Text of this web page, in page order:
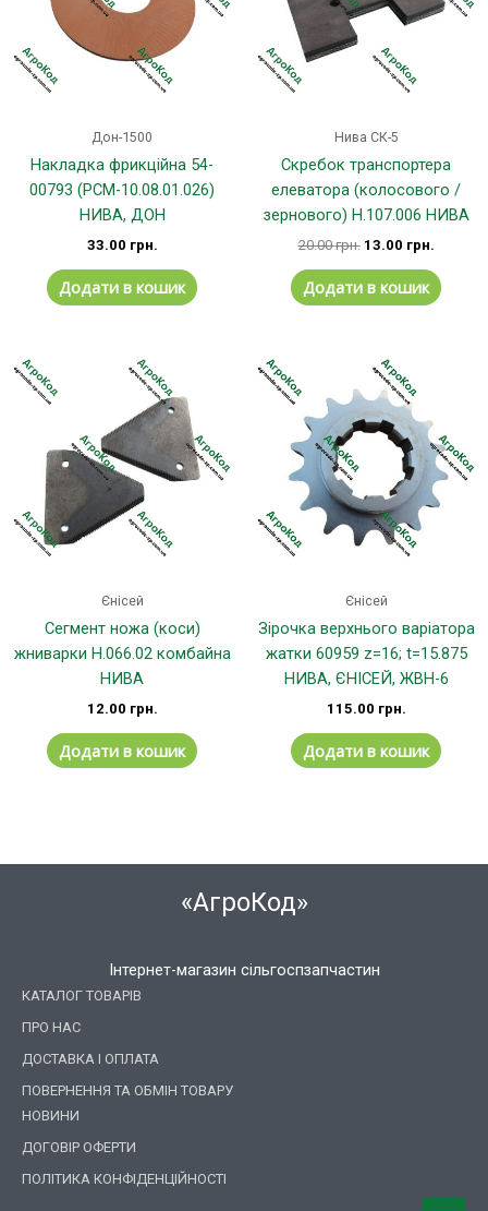
Дон-1500
Накладка фрикційна 54-
00793 (РСМ-10.08.01.026)
НИВА, ДОН
33.00 грн.
Додати в кошик
Нива СК-5
Скребок транспортера
елеватора (колосового /
зернового) Н.107.006 НИВА
20.00грн. 13.00 грн.
Додати в кошик
Єнісей
Сегмент ножа (коси)
жниварки Н.066.02 комбайна
НИВА
12.00 грн.
Додати в кошик
Єнісей
Зірочка верхнього варіатора
жатки 60959 z=16; t=15.875
НИВА, ЄНІСЕЙ, ЖВН-6
115.00 грн.
Додати в кошик
«АгроКод»
Інтернет-магазин сільгоспзапчастин
КАТАЛОГ ТОВАРІВ
ПРО НАС
ДОСТАВКА І ОПЛАТА
ПОВЕРНЕННЯ ТА ОБМІН ТОВАРУ
НОВИНИ
ДОГОВІР ОФЕРТИ
ПОЛІТИКА КОНФІДЕНЦІЙНОСТІ